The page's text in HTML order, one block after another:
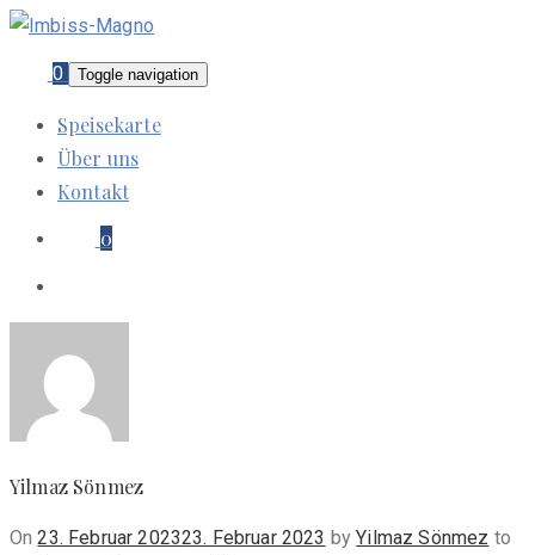
0 Toggle navigation
Speisekarte
Über uns
Kontakt
0
Yilmaz Sönmez
OnPosted
23. Februar 202323. Februar 2023 byYilmaz Sönmez to